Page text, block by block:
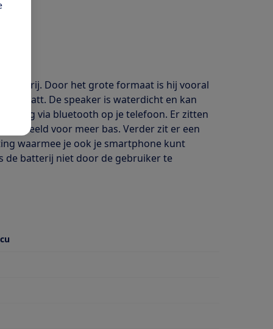
batterij. Door het grote formaat is hij vooral
Watt. De speaker is waterdicht en kan
via bluetooth op je telefoon. Er zitten
voor meer bas. Verder zit er een
waarmee je ook je smartphone kunt
de batterij niet door de gebruiker te